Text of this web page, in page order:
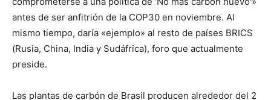
antes de ser anfitrión de la COP30 en noviembre. Al
mismo tiempo, daría «ejemplo» al resto de países BRICS
(Rusia, China, India y Sudáfrica), foro que actualmente
preside.
Las plantas de carbón de Brasil producen alrededor del 2